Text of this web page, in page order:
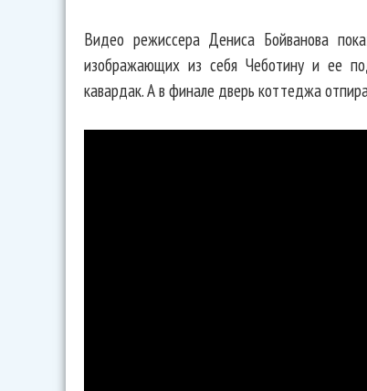
Видео режиссера Дениса Бойванова
изображающих из себя Чеботину и ее
кавардак. А в финале дверь коттеджа